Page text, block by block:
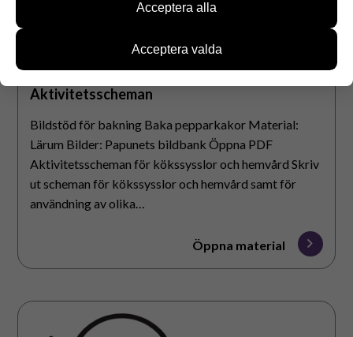
Aktivitetsscheman
Bildstöd för bakning Baka pepparkakor Material:
Lärum Bilder: Papunets bildbank Öppna PDF
Aktivitetsscheman för kökssysslor och hemvård Skriv
ut scheman för kökssysslor och hemvård samt för
användning av olika…
Öppna material
Teckenmaterial
hjälp av informationen kan vi utveckla vår
Information samlas in till exempel om antalet
besökare och om vilka sidor som används samt hur
personuppgifter som namn och informationen kan
Du kan välja om du accepterar användningen av
dessa webbkakor.
Acceptera alla
Acceptera valda